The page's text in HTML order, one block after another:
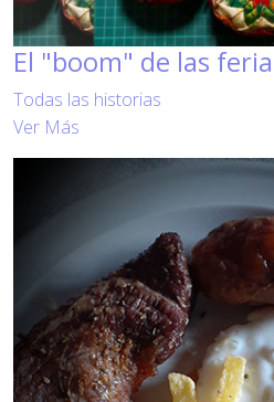
El "boom" de las
Todas las historias
Ver Más